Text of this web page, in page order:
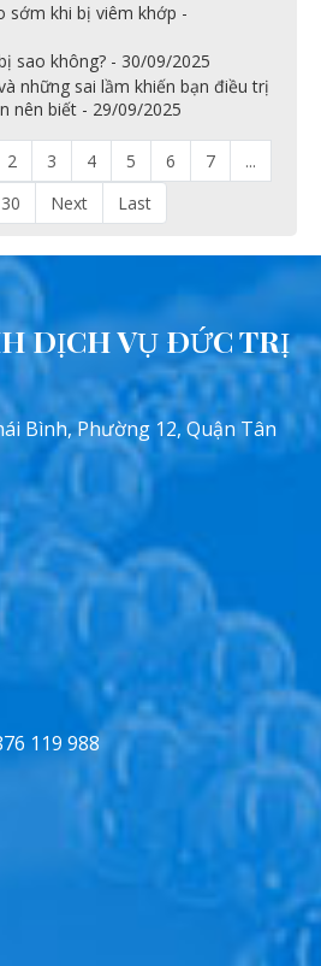
sớm khi bị viêm khớp -
sao không? - 30/09/2025
những sai lầm khiến bạn điều trị
nên biết - 29/09/2025
2 3 4 5 6 7
...
30 Next Last
DỊCH VỤ ĐỨC TRỊ
Bình, Phường 12, Quận Tân
119 988